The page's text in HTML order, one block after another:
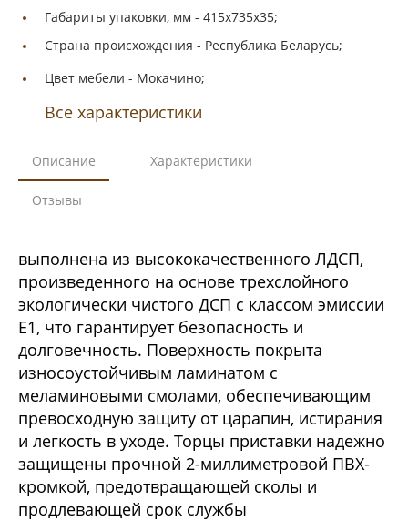
Габариты упаковки, мм - 415х735х35;
Страна происхождения - Республика Беларусь;
Цвет мебели - Мокачино;
Все характеристики
Описание Характеристики
Отзывы
выполнена из высококачественного ЛДСП,
произведенного на основе трехслойного
экологически чистого ДСП с классом эмиссии
Е1, что гарантирует безопасность и
долговечность. Поверхность покрыта
износоустойчивым ламинатом с
меламиновыми смолами, обеспечивающим
превосходную защиту от царапин, истирания
и легкость в уходе. Торцы приставки надежно
защищены прочной 2-миллиметровой ПВХ-
кромкой, предотвращающей сколы и
продлевающей срок службы